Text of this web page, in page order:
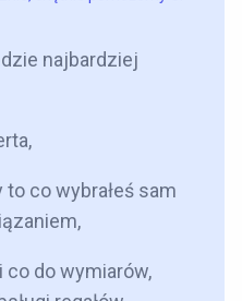
najbardziej
co wybrałeś sam
do wymiarów,